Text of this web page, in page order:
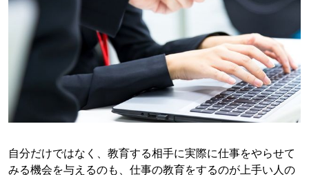
自分だけではなく、教育する相手に実際に仕事をやらせて
みる機会を与えるのも、仕事の教育をするのが上手い人の